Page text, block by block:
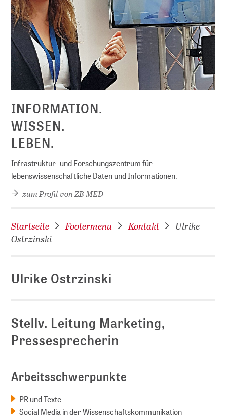
INFORMATION.
WISSEN.
LEBEN.
Infrastruktur- und Forschungszentrum für
lebenswissenschaftliche Daten und Informationen.
zum Profil von ZB MED
Startseite Footermenu Kontakt
Ulrike
Ostrzinski
Ulrike Ostrzinski
Stellv. Leitung Marketing,
Pressesprecherin
Arbeitsschwerpunkte
PR und Texte
Social Media in der Wissenschaftskommunikation